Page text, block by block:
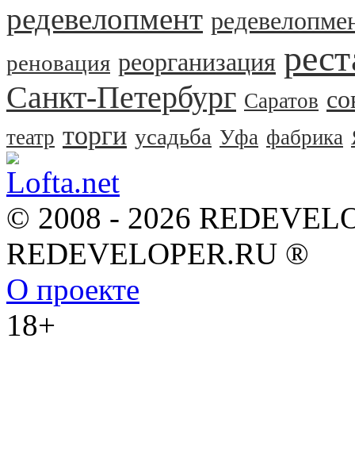
редевелопмент
реновация реорганизация
Санкт-Петербург Саратов
театр торги усадьба Уфа фабрика
© 2008 - 2026
REDEVELOPER.RU ®
О проекте
18+